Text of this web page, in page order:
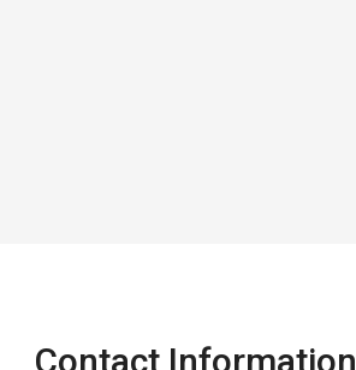
Contact Information